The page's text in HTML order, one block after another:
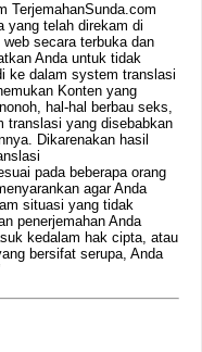
TerjemahanSunda.com
yang telah direkam di
secara terbuka dan
Anda untuk tidak
ke dalam system translasi
Konten yang
hal-hal berbau seks,
translasi yang disebabkan
Dikarenakan hasil
pada beberapa orang
agar Anda
situasi yang tidak
penerjemahan Anda
kedalam hak cipta, atau
bersifat serupa, Anda